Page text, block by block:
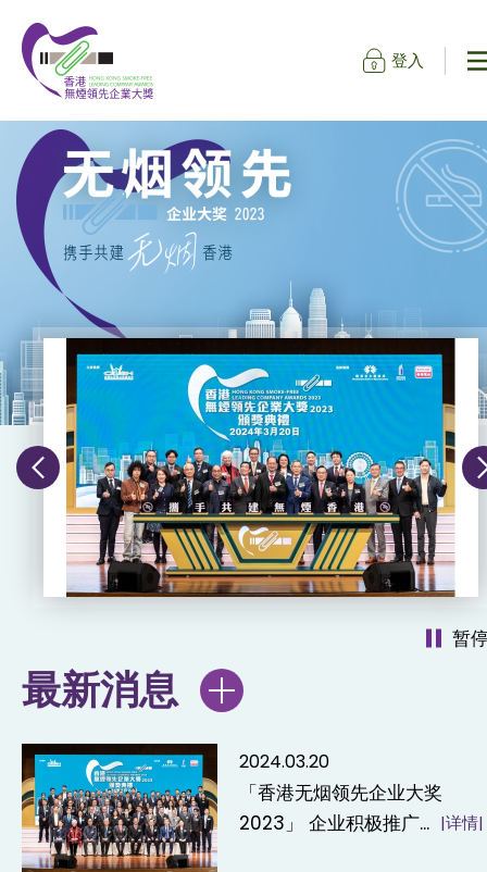
登入
暂
最新消息
2024.03.20
「香港无烟领先企业大奖
2023」 企业积极推广... |详情|